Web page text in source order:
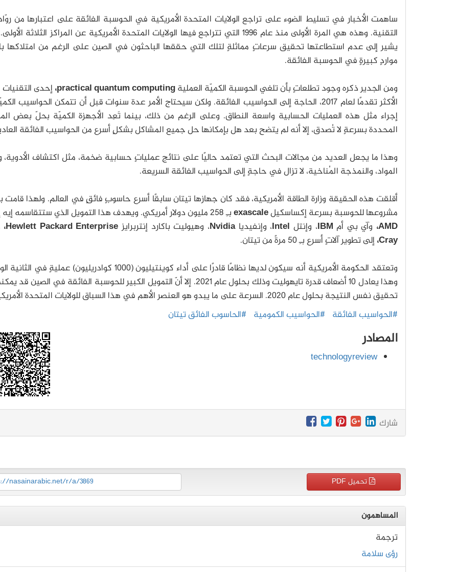
ساهمت الأخبار في تسليط الضوء على تراجع الولايات المتحدة الأمريكية في الحوسبة الفائقة على اعتبارها من
التقنية. وهذه هي المرة الأولى منذ عام 1996 التي تتراجع فيها الولايات المتحدة الأمريكية عن المراكز الثلاثة
يشير إلى عدم استطاعتها تحقيق سرعاتٍ مماثلةٍ لتلك التي حققها الباحثون في الصين على الرغم من امتلاكها
مواردٍ كبيرةٍ في الحوسبة الفائقة.
ومن الجدير ذكره وجود تطلعاتٍ بأن تلغي الحوسبة الكميّة العمليةpractical quantum computing، إحدى
الأكثر تقدمًا لعام 2017، الحاجة إلى الحواسيب الفائقة. ولكن سيحتاج الأمر عدة سنوات قبل أن تتمكن الحواسيب
إجراء مثل هذه العمليات الحسابية واسعة النطاق. وعلى الرغم من ذلك، بينما تَعِد الأجهزة الكميّة بحلّ بعض
المحددة بسرعةٍ لا تُصدق، إلا أنه لم يتضح بعد هل بإمكانها حل جميع المشاكل بشكلٍ أسرع من الحواسيب الفائقة
وهذا ما يجعل العديد من مجالات البحث التي تعتمد حاليًا على نتائج عملياتٍ حسابية ضخمة، مثل اكتشاف الأدوية،
المواد، والنمذجة المُناخية، لا تزال في حاجةٍ إلى الحواسيب الفائقة السريعة.
أقلقت هذه الحقيقة وزارة الطاقة الأمريكية، فقد كان جهازها تيتان سابقًا أسرع حاسوبٍ فائقٍ في العالم. ولهذا قامت
مشروعها للحوسبة بسرعة إكساسكيلexascaleبـِ 258 مليون دولار أمريكي. ويهدف هذا التمويل الذي ستتقاسمه إيه إم دي
AMD، وآي بي أم IBM، وإنتل Intel، وإنفيدياNvidia، وهيوليت باكارد إنتربرايزHewlett Packard Enterprise،
Cray، إلى تطوير آلاتٍ أسرع بـِ 50 مرةً من تيتان.
وتعتقد الحكومة الأمريكية أنه سيكون لديها نظامًا قادرًا على أداء كوينتيليون (1000 كوادريليون) عمليةٍ
وهذا يعادل 10 أضعاف قدرة تايهوليت وذلك بحلول عام 2021. إلا أنّ التمويل الكبير للحوسبة الفائقة في الصين
تحقيق نفس النتيجة بحلول عام 2020. السرعة على ما يبدو هو العنصر الأهم في هذا السباق للولايات المتحدة الأمريكية.
#الحواسيب الفائقة #الحواسيب الكمومية #الحاسوب الفائق تيتان
المصادر
technologyreview
شارك
تحميل PDF nasainarabic.net/r/a/3869
المساهمون
ترجمة
رؤى سلامة